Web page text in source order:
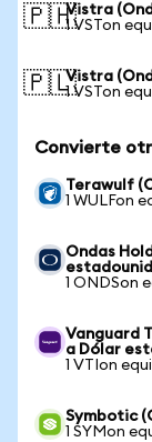
🇵🇭Vistra
1 VSTon
🇵🇱Vistra
1 VSTon
Convierte
Terawulf
1 WULFon
Ondas
1 ONDSon
Vanguard
a Dólar
1 VTIon
Symbotic
1 SYMon